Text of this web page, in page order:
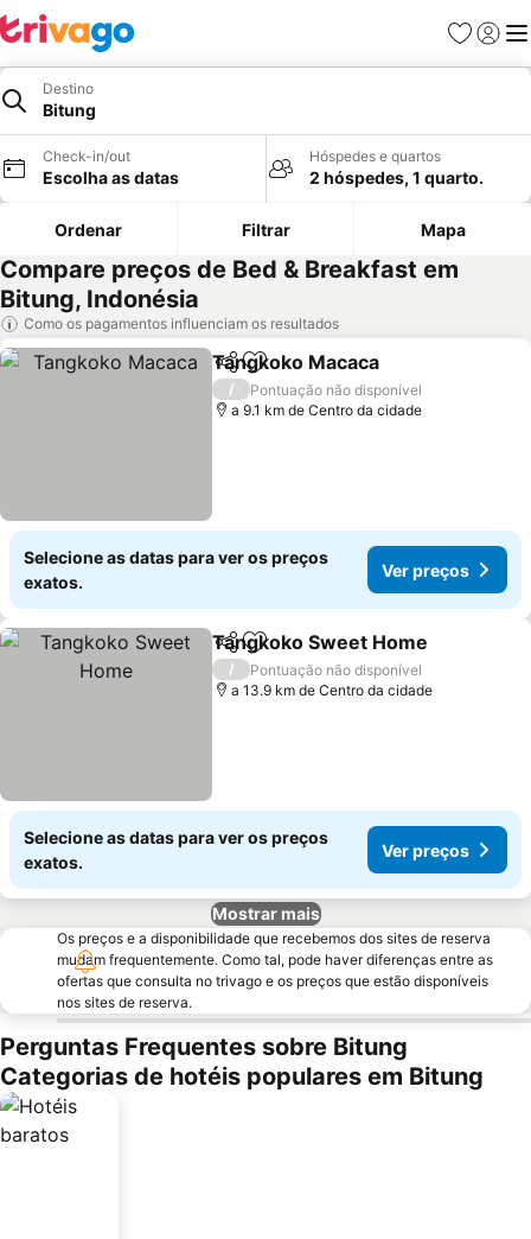
Favoritos
Iniciar
Destino
Bitung
Check-in/out
Escolha as datas
Hóspedes e quartos
2 hóspedes, 1 quarto.
Ordenar Filtrar Mapa
Compare preços de Bed & Breakfast em
Bitung, Indonésia
Como os pagamentos influenciam os resultados
PartilharAdicionar aos favoritos
Tangkoko Macaca
/
Pontuação não disponível
a 9.1 km de Centro da cidade
Selecione as datas para ver os preços
exatos.
Ver preços
PartilharAdicionar aos favoritos
Tangkoko Sweet Home
/
Pontuação não disponível
a 13.9 km de Centro da cidade
Selecione as datas para ver os preços
exatos.
Ver preços
Mostrar mais
Os preços e a disponibilidade que recebemos dos sites de reserva
mudam frequentemente. Como tal, pode haver diferenças entre as
ofertas que consulta no trivago e os preços que estão disponíveis
nos sites de reserva.
Perguntas Frequentes sobre Bitung
Categorias de hotéis populares em Bitung